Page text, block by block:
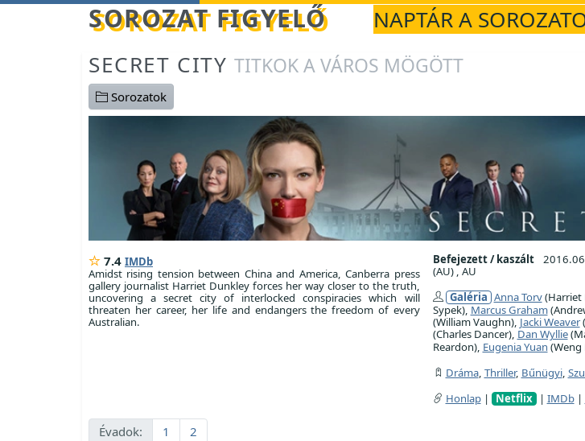
Betöltés... SOROZAT FIGYELŐ
NAPTÁR A
SECRET CITY TITKOK A VÁROS MÖGÖTT
Sorozatok
7.4 IMDb
Amidst rising tension between China and America, Canberra press
gallery journalist Harriet Dunkley forces her way closer to the truth,
uncovering a secret city of interlocked conspiracies which will
threaten her career, her life and endangers the freedom of every
Australian.
Befejezett / kaszált
(AU) , AU
Galéria Anna Torv(Harriet
Sypek), Marcus Graham
(William Vaughn), Jacki Weaver
(Charles Dancer), Dan Wyllie
Reardon), Eugenia Yuan (Weng
Dráma, Thriller, Bűnügyi,
Honlap| Netflix | IMDb|
Évadok: 1 2